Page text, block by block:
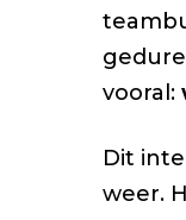
vooral:
Dit
weer.